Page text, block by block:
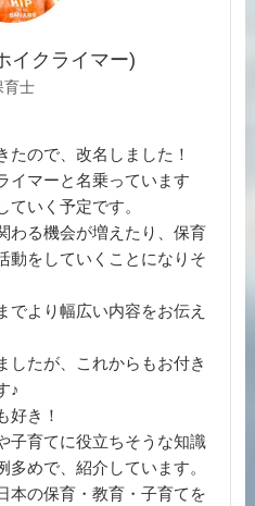
イクライマー)
育士
たので、改名しました！
イマーと名乗っています
いく予定です。
わる機会が増えたり、保育
動をしていくことになりそ
でより幅広い内容をお伝え
したが、これからもお付き
♪
好き！
子育てに役立ちそうな知識
多めで、紹介しています。
本の保育・教育・子育てを